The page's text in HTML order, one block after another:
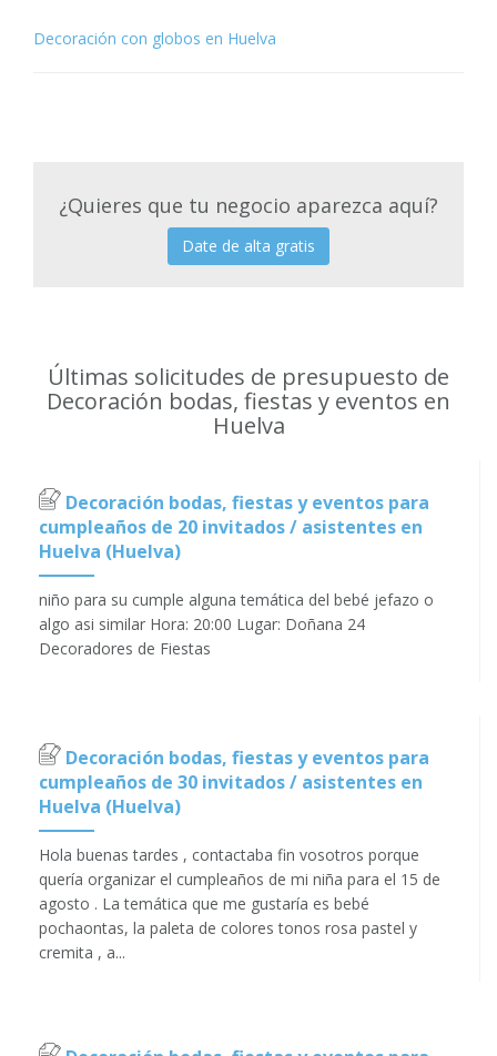
Decoración con globos en Huelva
¿Quieres que tu negocio aparezca aquí?
Date de alta gratis
Últimas solicitudes de presupuesto de
Decoración bodas, fiestas y eventos en
Huelva
Decoración bodas, fiestas y eventos para
cumpleaños de 20 invitados / asistentes en
Huelva (Huelva)
niño para su cumple alguna temática del bebé jefazo o
algo asi similar Hora: 20:00 Lugar: Doñana 24
Decoradores de Fiestas
Decoración bodas, fiestas y eventos para
cumpleaños de 30 invitados / asistentes en
Huelva (Huelva)
Hola buenas tardes , contactaba fin vosotros porque
quería organizar el cumpleaños de mi niña para el 15 de
agosto . La temática que me gustaría es bebé
pochaontas, la paleta de colores tonos rosa pastel y
cremita , a...